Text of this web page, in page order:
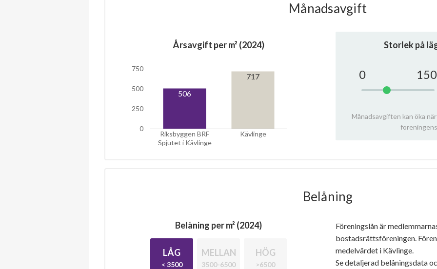
Månadsavgift
Årsavgift per m² (2024)
Riksbyggen BRF
Spjutet i Kävlinge
Kävlinge
0
250
500
750
506
717
Storlek på
0 150
Månadsavgiften kan öka
Belåning
Belåning per m² (2024)
LÅG
< 3500
MELLAN
3500-6500
HÖG
>6500
Föreningslån är
bostadsrättsföreningen.
medelvärdet i Kävlinge.
Se detaljerad belåningsdata